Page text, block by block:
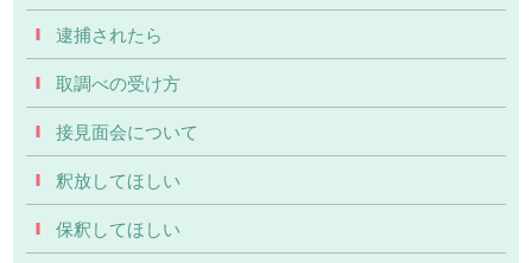
逮捕されたら
取調べの受け方
接見面会について
釈放してほしい
保釈してほしい